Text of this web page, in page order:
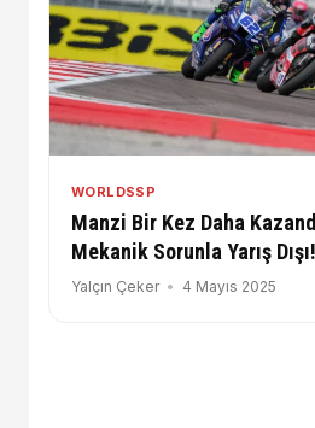
WORLDSSP
Manzi Bir Kez Daha
Mekanik Sorunla Yarış Dışı!
Yalçın Çeker 4 Mayıs 2025